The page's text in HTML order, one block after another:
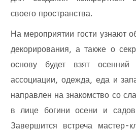
своего пространства.
На мероприятии гости узнают
декорирования, а также о
основу будет взят осенний
ассоциации, одежда, еда и
направлен на знакомство со
в лице богини осени и
Завершится встреча мастер-